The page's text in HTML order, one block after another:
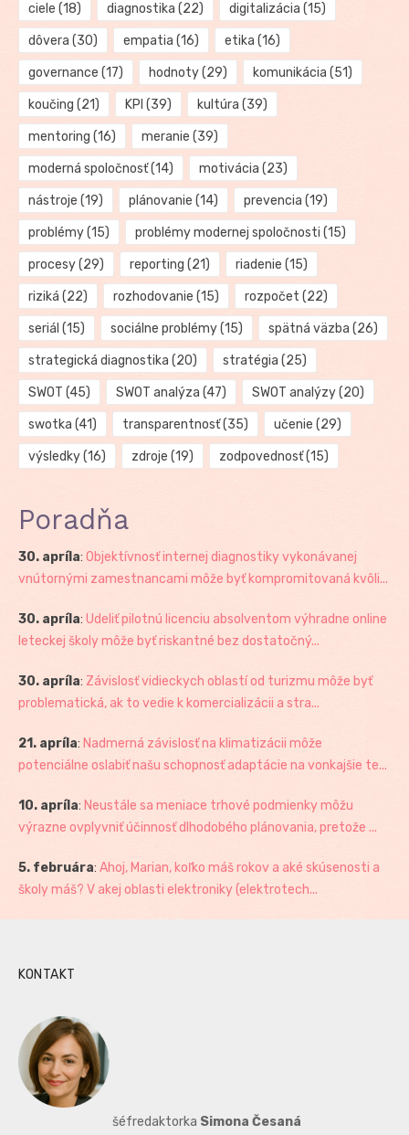
ciele (18) diagnostika (22) digitalizácia (15)
dôvera (30) empatia (16) etika (16)
governance (17) hodnoty(29) komunikácia (51)
koučing (21) KPI (39) kultúra (39)
mentoring (16) meranie (39)
moderná spoločnosť(14) motivácia (23)
nástroje (19) plánovanie (14) prevencia (19)
problémy(15) problémy modernej spoločnosti (15)
procesy(29) reporting (21) riadenie (15)
riziká (22) rozhodovanie (15) rozpočet (22)
seriál (15) sociálne problémy(15) spätná väzba (26)
strategická diagnostika (20) stratégia (25)
SWOT (45) SWOT analýza (47) SWOT analýzy(20)
swotka (41) transparentnosť(35) učenie (29)
výsledky(16) zdroje (19) zodpovednosť(15)
Poradňa
30. apríla: Objektívnosť internej diagnostiky vykonávanej
vnútornými zamestnancami môže byť kompromitovaná kvôli...
30. apríla: Udeliť pilotnú licenciu absolventom výhradne online
leteckej školy môže byť riskantné bez dostatočný...
30. apríla: Závislosť vidieckych oblastí od turizmu môže byť
problematická, ak to vedie k komercializácii a stra...
21. apríla: Nadmerná závislosť na klimatizácii môže
potenciálne oslabiť našu schopnosť adaptácie na vonkajšie te...
10. apríla: Neustále sa meniace trhové podmienky môžu
výrazne ovplyvniť účinnosť dlhodobého plánovania, pretože ...
5. februára: Ahoj, Marian, koľko máš rokov a aké skúsenosti a
školy máš? V akej oblasti elektroniky (elektrotech...
KONTAKT
šéfredaktorka Simona Česaná